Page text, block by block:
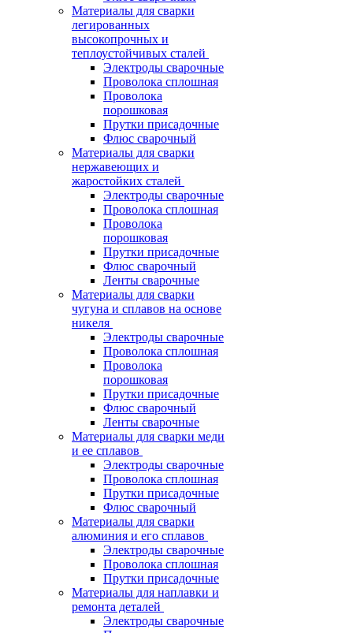
Материалы для сварки
легированных
высокопрочных и
теплоустойчивых сталей
Электроды сварочные
Проволока сплошная
Проволока
порошковая
Прутки присадочные
Флюс сварочный
Материалы для сварки
нержавеющих и
жаростойких сталей
Электроды сварочные
Проволока сплошная
Проволока
порошковая
Прутки присадочные
Флюс сварочный
Ленты сварочные
Материалы для сварки
чугуна и сплавов на основе
никеля
Электроды сварочные
Проволока сплошная
Проволока
порошковая
Прутки присадочные
Флюс сварочный
Ленты сварочные
Материалы для сварки меди
и ее сплавов
Электроды сварочные
Проволока сплошная
Прутки присадочные
Флюс сварочный
Материалы для сварки
алюминия и его сплавов
Электроды сварочные
Проволока сплошная
Прутки присадочные
Материалы для наплавки и
ремонта деталей
Электроды сварочные